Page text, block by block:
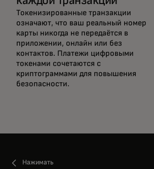
Токенизированные транзакции
означают, что ваш реальный номер
карты никогда не передаётся в
приложении, онлайн или без
контактов. Платежи цифровыми
токенами сочетаются с
криптограммами для повышения
безопасности.
Нажимать